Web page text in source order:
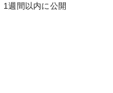
1週間以内に公開